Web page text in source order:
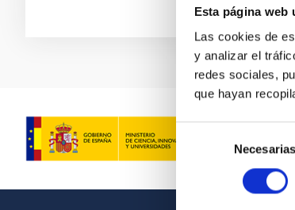
Esta página web
Las cookies de
y analizar el
redes sociales,
que hayan
consentimiento
Necesarias